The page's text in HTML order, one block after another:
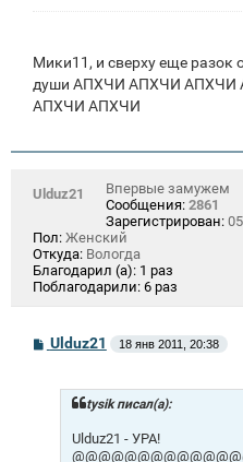
Мики11, и сверху еще разок
души АПХЧИ АПХЧИ
АПХЧИ АПХЧИ
Ulduz21
Впервые замужем
Сообщения: 2861
Зарегистрирован:
Пол: Женский
Откуда: Вологда
Благодарил (а): 1 раз
Поблагодарили: 6 раз
СUlduz21 18 янв 2011, 20:38
tysik писал(а):
Ulduz21 - УРА!